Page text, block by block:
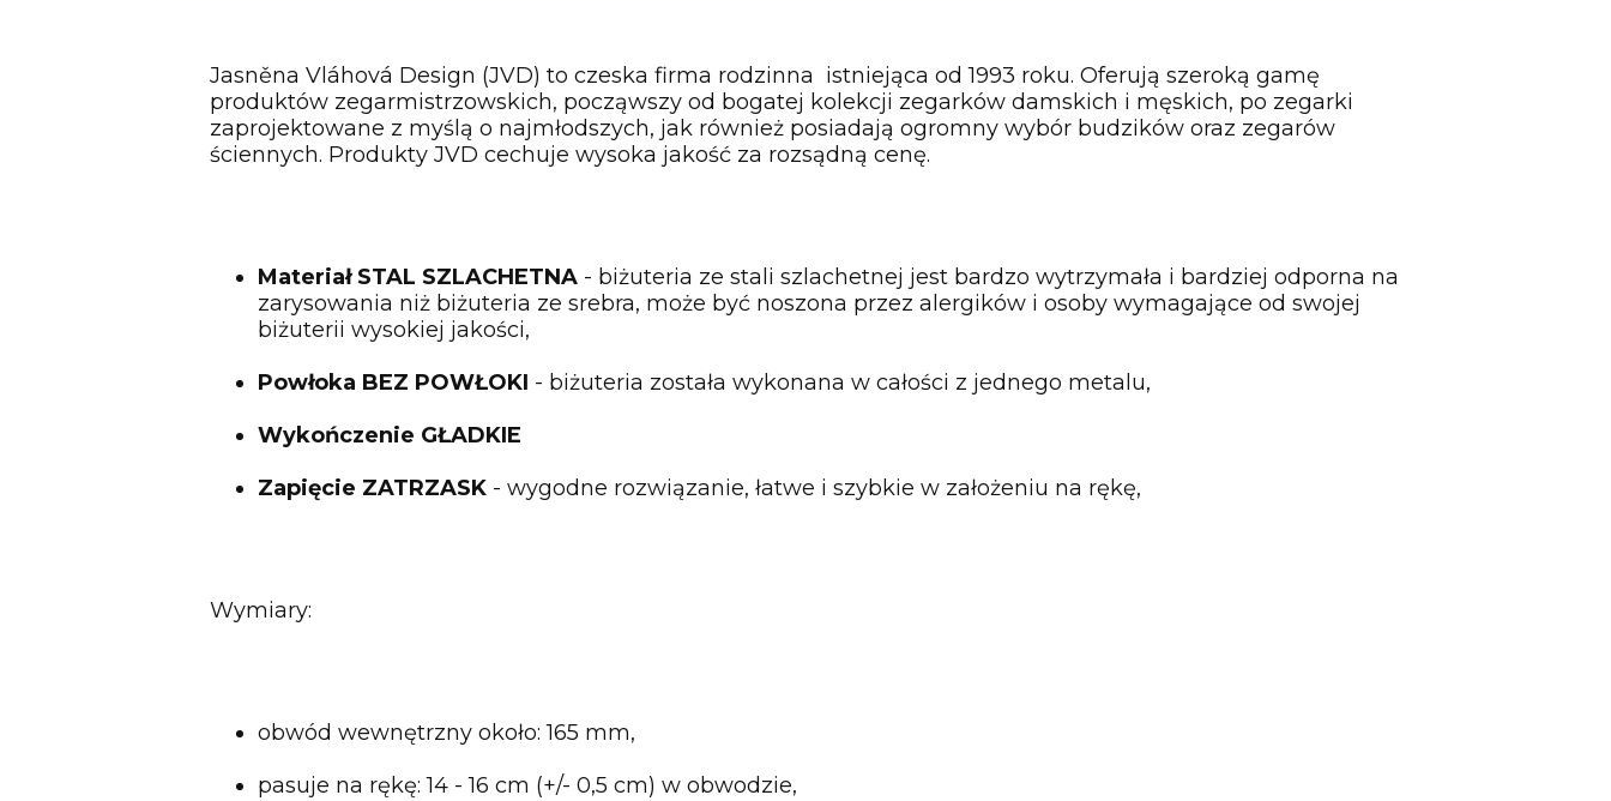
Jasněna Vláhová Design (JVD) to czeska firma rodzinna istniejąca od 1993 roku. Oferują szeroką gamę
produktów zegarmistrzowskich, począwszy od bogatej kolekcji zegarków damskich i męskich, po zegarki
zaprojektowane z myślą o najmłodszych, jak również posiadają ogromny wybór budzików oraz zegarów
ściennych. Produkty JVD cechuje wysoka jakość za rozsądną cenę.
Materiał STAL SZLACHETNA - biżuteria ze stali szlachetnej jest bardzo wytrzymała i bardziej odporna na
zarysowania niż biżuteria ze srebra, może być noszona przez alergików i osoby wymagające od swojej
biżuterii wysokiej jakości,
Powłoka BEZ POWŁOKI - biżuteria została wykonana w całości z jednego metalu,
Wykończenie GŁADKIE
Zapięcie ZATRZASK - wygodne rozwiązanie, łatwe i szybkie w założeniu na rękę,
Wymiary:
obwód wewnętrzny około: 165 mm,
pasuje na rękę: 14 - 16 cm (+/- 0,5 cm) w obwodzie,